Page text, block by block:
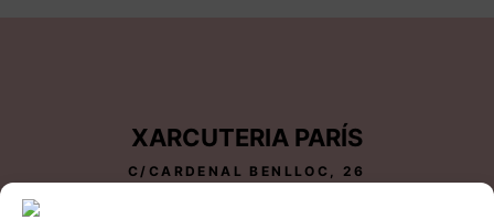
XARCUTERIA PARÍS
C/CARDENAL BENLLOC, 26